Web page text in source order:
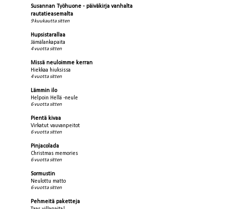
Susannan Työhuone - päiväkirja vanhalta
rautatieasemalta
9 kuukautta sitten
Hupsistarallaa
Jämälankapaita
4 vuotta sitten
Missä neuloimme kerran
Hiekkaa hiuksissa
4 vuotta sitten
Lämmin ilo
Helpoin Hellä -neule
6 vuotta sitten
Pientä kivaa
Virkatut vauvanpeitot
6 vuotta sitten
Pinjacolada
Christmas memories
6 vuotta sitten
Sormustin
Neulottu matto
6 vuotta sitten
Pehmeitä paketteja